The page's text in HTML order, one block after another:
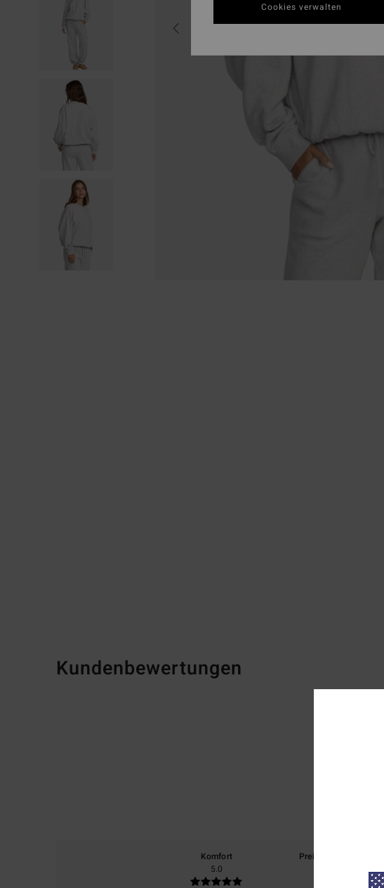
Kundenbewertungen
Komfort
5.0
Preis-Leistungs-
Cookies verwalten